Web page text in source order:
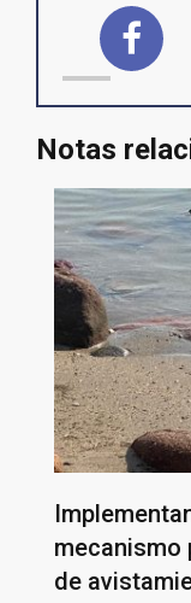
Notas
mecanismo
de